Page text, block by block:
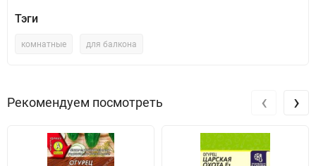
Тэги
комнатные для балкона
Рекомендуем посмотреть ‹ ›